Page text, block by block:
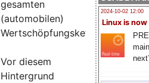
2024-10-02 12:00
Linux is now
gesamten
(automobilen)
Wertschöpfungskette.
Vor diesem
Hintergrund